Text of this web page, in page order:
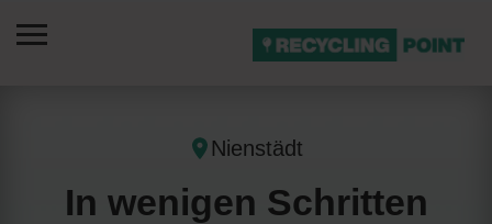
Nienstädt
In wenigen Schritten